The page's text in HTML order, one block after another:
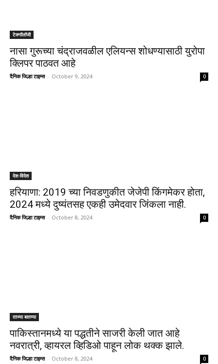
टेक्नॉलॉजी
नासा गुरूच्या चंद्राजवळील एलियन्स शोधण्यासाठी युरोपा
क्लिपर पाठवत आहे
दैनिक जिल्हा टाइम्स - October 9, 2024 0
देश-विदेश
हरियाणा: 2019 च्या निवडणुकीत जेजेपी किंगमेकर होता,
2024 मध्ये दुष्यंतसह एकही उमेदवार जिंकला नाही.
दैनिक जिल्हा टाइम्स - October 8, 2024 0
ताज्या बातम्या
पाकिस्तानमध्ये या पद्धतीने साजरी केली जात आहे
नवरात्री, व्हायरल व्हिडिओ पाहून लोक थक्क झाले.
दैनिक जिल्हा टाइम्स - October 8, 2024 0